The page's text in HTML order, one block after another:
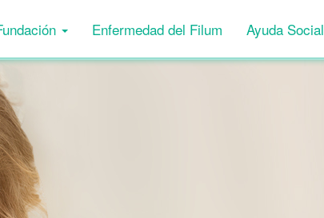
Enfermedad del Filum Ayuda Social